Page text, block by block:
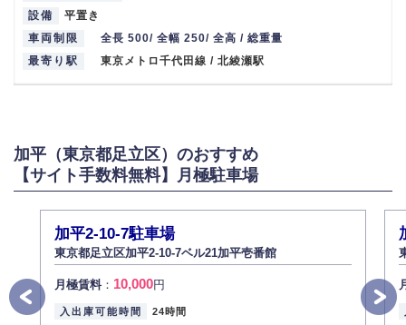
設備
平置き
車両制限
全長 500/ 全幅 250/ 全高 / 総重量
最寄り駅
東京メトロ千代田線 / 北綾瀬駅
加平（東京都足立区）のおすすめ
【サイト手数料無料】月極駐車場
加平2-10-7駐車場
東京都足立区加平2-10-7ベル21加平壱番館
月極賃料： 10,000円
入出庫可能時間
24時間